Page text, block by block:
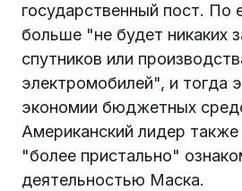
государственный пост. По
больше "не будет никаких
спутников или
электромобилей", и тогда
экономии бюджетных
Американский лидер
"более пристально"
деятельностью Маска.